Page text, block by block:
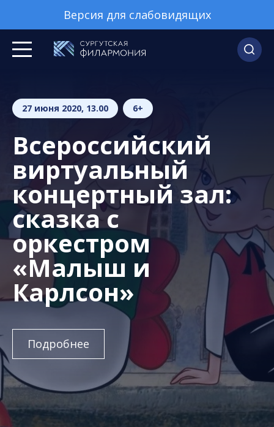
Версия для слабовидящих
27 июня 2020, 13.00 6+
Всероссийский
виртуальный
концертный зал:
сказка с
оркестром
«Малыш и
Карлсон»
Подробнее